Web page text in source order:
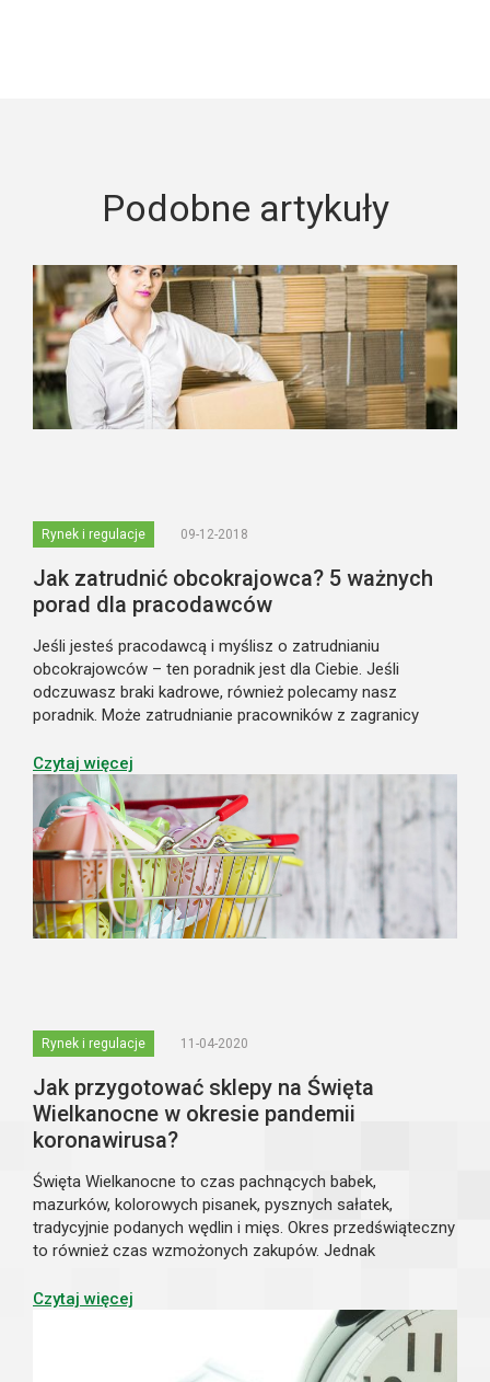
Podobne artykuły
Rynek i regulacje 09-12-2018
Jak zatrudnić obcokrajowca? 5 ważnych
porad dla pracodawców
Jeśli jesteś pracodawcą i myślisz o zatrudnianiu
obcokrajowców – ten poradnik jest dla Ciebie. Jeśli
odczuwasz braki kadrowe, również polecamy nasz
poradnik. Może zatrudnianie pracowników z zagranicy
pracowników obcokrajowców w polskich firmach rośnie.
Dan...
Czytaj więcej
Rynek i regulacje 11-04-2020
Jak przygotować sklepy na Święta
Wielkanocne w okresie pandemii
koronawirusa?
Święta Wielkanocne to czas pachnących babek,
mazurków, kolorowych pisanek, pysznych sałatek,
tradycyjnie podanych wędlin i mięs. Okres przedświąteczny
to również czas wzmożonych zakupów. Jednak
koronawirusa i związane z nią ograniczenia, będzie p...
Czytaj więcej